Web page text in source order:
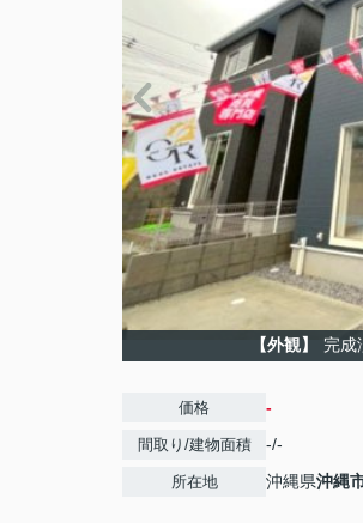
【外観】 完成
価格 -
間取り/建物面積 -/-
所在地 沖縄県沖縄